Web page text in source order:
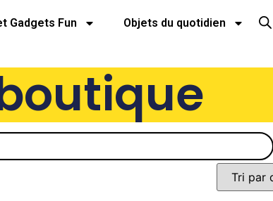
Gadgets Fun Objets du quotidien